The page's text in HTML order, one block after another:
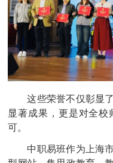
这些荣誉不仅彰显
显著成果，更是对全校
可。
中职易班作为上海